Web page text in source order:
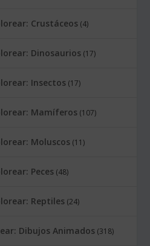
Crustáceos (4)
Dinosaurios (17)
Insectos (17)
Mamíferos (107)
Moluscos (11)
Peces (48)
Reptiles (24)
Dibujos Animados (318)